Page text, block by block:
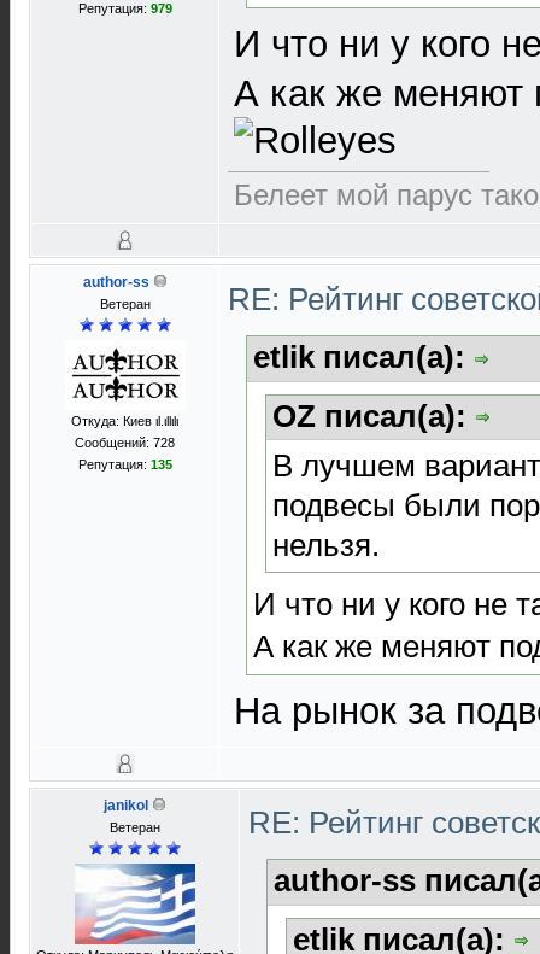
Репутация: 979
И что ни у кого
А как же меняют
Белеет мой парус
author-ss
Ветеран
Откуда: Киев ιl.ιllιlι
Сообщений: 728
Репутация: 135
RE: Рейтинг
etlik писал(а):
OZ писал(а):
В лучшем
подвесы были
нельзя.
И что ни у кого не
А как же меняют
На рынок за
janikol
Ветеран
RE: Рейтинг
author-ss
etlik писал(а):